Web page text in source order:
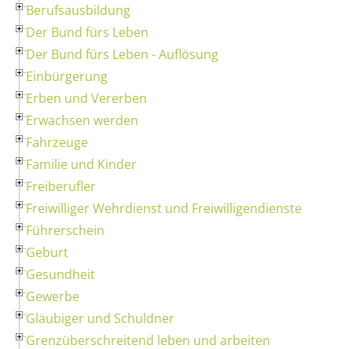
Berufsausbildung
Der Bund fürs Leben
Der Bund fürs Leben - Auflösung
Einbürgerung
Erben und Vererben
Erwachsen werden
Fahrzeuge
Familie und Kinder
Freiberufler
Freiwilliger Wehrdienst und Freiwilligendienste
Führerschein
Geburt
Gesundheit
Gewerbe
Gläubiger und Schuldner
Grenzüberschreitend leben und arbeiten